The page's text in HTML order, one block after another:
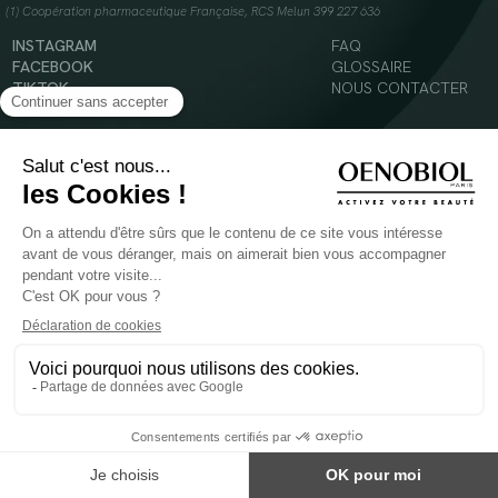
(1) Coopération pharmaceutique Française, RCS Melun 399 227 636
INSTAGRAM
FACEBOOK
TIKTOK
YOUTUBE
FAQ
GLOSSAIRE
NOUS CONTACTER
© 2024 Oenobiol Paris
Mentions légales
Politique en matière de cookies
POUR VOTRE SANTÉ, MANGEZ AU MOINS CINQ FRUITS ET LÉGUMES PAR JOUR -
Les complément alimentaires doivent être utilisés dans le cadre d'un mode de vie sain et
ne pas être utilisés comme substituts d'un régimes alimentaire varié et équilibré.